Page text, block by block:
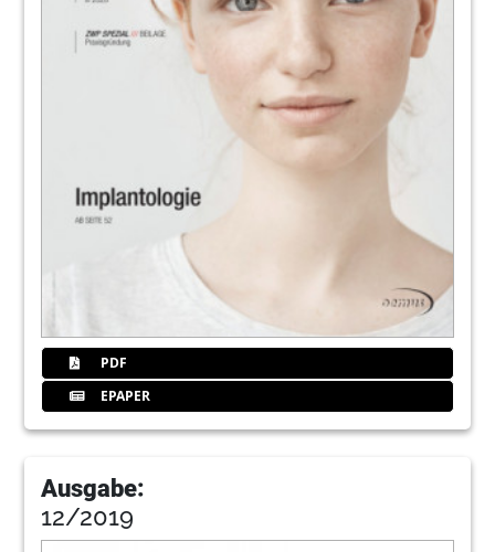
Redaktion
Inserentenverzeichnis/ Impressum
BLOOD CONCENTRATE DAY
PDF
EPAPER
Ausgabe:
12/2019